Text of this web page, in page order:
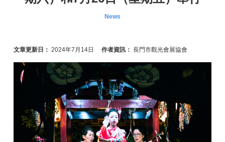
News
文章更新日： 2024年7月14日 作者資訊： 長門市觀光會展協會